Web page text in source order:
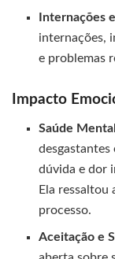
Internações
internações,
e problemas
Impacto
Saúde
dúvida e dor
Ela
processo.
Aceitação e